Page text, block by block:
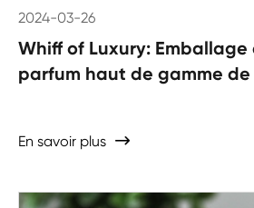
2024-03-26
Whiff of Luxury:
parfum haut de gamme
En savoir plus 